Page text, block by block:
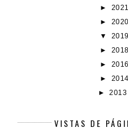
►
►
▼
►
►
►
► 2013
VISTAS DE